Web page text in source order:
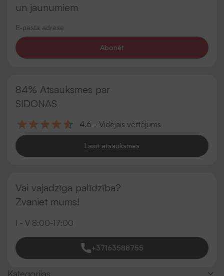
un jaunumiem
Abonēt
84% Atsauksmes par
SIDONAS
4.6 - Vidējais vērtējums
Lasīt atsauksmes
Vai vajadzīga palīdzība?
Zvaniet mums!
I - V 8:00-17:00
+37163588755
Kategorijas